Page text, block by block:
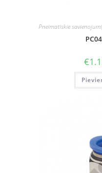
Pneimatiskie savienojumi
€